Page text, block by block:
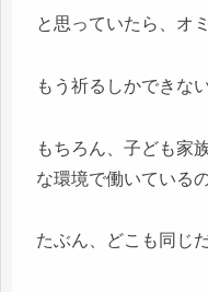
と思っていたら、オ
もう祈るしかできない
もちろん、子ども家
な環境で働いているの
たぶん、どこも同じ